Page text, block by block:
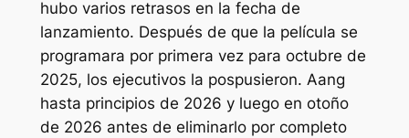
hubo varios retrasos en la fecha de
lanzamiento. Después de que la película se
programara por primera vez para octubre de
2025, los ejecutivos la pospusieron. Aang
hasta principios de 2026 y luego en otoño
de 2026 antes de eliminarlo por completo